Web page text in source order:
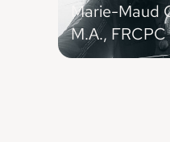
Marie-Maud
M.A., FRCPC
Urgentologue